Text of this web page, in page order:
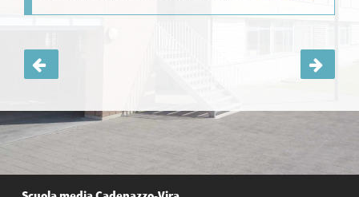
Navigazione
articoli